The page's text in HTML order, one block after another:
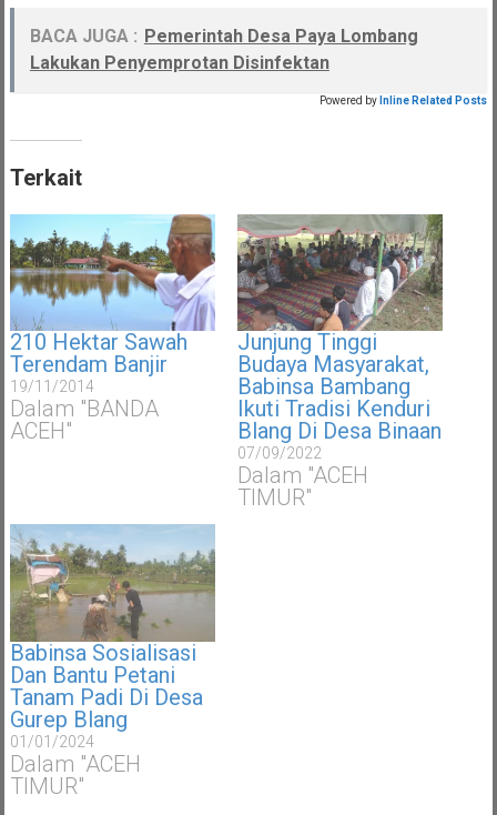
BACA JUGA : Pemerintah Desa Paya Lombang
Lakukan Penyemprotan Disinfektan
Powered by Inline Related Posts
Terkait
210 Hektar Sawah
Terendam Banjir
19/11/2014
Dalam "BANDA
ACEH"
Junjung Tinggi
Budaya Masyarakat,
Babinsa Bambang
Ikuti Tradisi Kenduri
Blang Di Desa Binaan
07/09/2022
Dalam "ACEH
TIMUR"
Babinsa Sosialisasi
Dan Bantu Petani
Tanam Padi Di Desa
Gurep Blang
01/01/2024
Dalam "ACEH
TIMUR"